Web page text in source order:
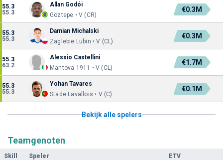
55.3
55.3
Allan Godói
Göztepe • V (CR)
€0.3M
55.3
55.3
Damian Michalski
Zaglebie Lubin • V (CL)
€0.3M
55.3
63.2
Alessio Castellini
Mantova 1911 • V (CL)
€1.7M
55.3
55.3
Yohan Tavares
Stade Lavallois • V (C)
€0.1M
Bekijk alle spelers
Teamgenoten
Skill Speler ETV